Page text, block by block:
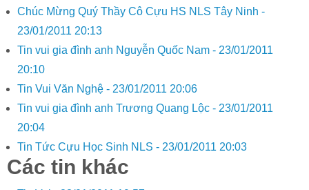
Chúc Mừng Quý Thầy Cô Cựu HS NLS Tây Ninh -
23/01/2011 20:13
Tin vui gia đình anh Nguyễn Quốc Nam - 23/01/2011
20:10
Tin Vui Văn Nghệ - 23/01/2011 20:06
Tin vui gia đình anh Trương Quang Lộc - 23/01/2011
20:04
Tin Tức Cựu Học Sinh NLS - 23/01/2011 20:03
Các tin khác